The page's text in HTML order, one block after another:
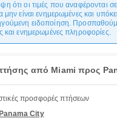
ότι οι τιμές που αναφέρονται
μην είναι ενημερωμένες και
ειδοποίηση.
και ενημερωμένες πληροφορίες.
από Miami προς
προσφορές πτήσεων
City